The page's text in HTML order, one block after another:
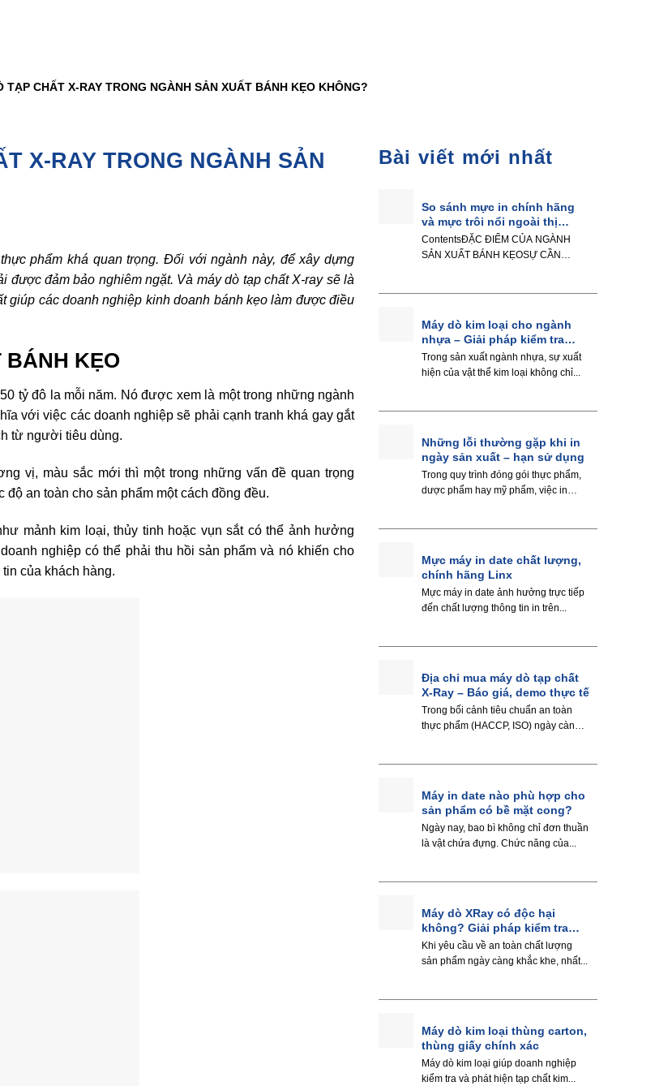
TẠP CHẤT X-RAY TRONG NGÀNH SẢN XUẤT BÁNH KẸO KHÔNG?
X-RAY TRONG NGÀNH SẢN
phẩm khá quan trọng. Đối với ngành này, để xây dựng
đảm bảo nghiêm ngặt. Và máy dò tạp chất X-ray sẽ là
giúp các doanh nghiệp kinh doanh bánh kẹo làm được điều
KẸO
tỷ đô la mỗi năm. Nó được xem là một trong những ngành
với việc các doanh nghiệp sẽ phải cạnh tranh khá gay gắt
từ người tiêu dùng.
vị, màu sắc mới thì một trong những vấn đề quan trọng
an toàn cho sản phẩm một cách đồng đều.
mảnh kim loại, thủy tinh hoặc vụn sắt có thể ảnh hưởng
nghiệp có thể phải thu hồi sản phẩm và nó khiến cho
của khách hàng.
Bài viết mới nhất
So sánh mực in chính hãng
và mực trôi nổi ngoài thị
trường
ContentsĐẶC ĐIỂM CỦA NGÀNH
SẢN XUẤT BÁNH KẸOSỰ CẦN
Máy dò kim loại cho ngành
nhựa – Giải pháp kiểm tra
hiệu quả
Trong sản xuất ngành nhựa, sự xuất
hiện của vật thể kim loại không chỉ...
Những lỗi thường gặp khi in
ngày sản xuất – hạn sử dụng
Trong quy trình đóng gói thực phẩm,
dược phẩm hay mỹ phẩm, việc in
Mực máy in date chất lượng,
chính hãng Linx
Mực máy in date ảnh hưởng trực tiếp
đến chất lượng thông tin in trên...
Địa chỉ mua máy dò tạp chất
X-Ray – Báo giá, demo thực tế
Trong bối cảnh tiêu chuẩn an toàn
thực phẩm (HACCP, ISO) ngày càng
Máy in date nào phù hợp cho
sản phẩm có bề mặt cong?
Ngày nay, bao bì không chỉ đơn thuần
là vật chứa đựng. Chức năng của...
Máy dò XRay có độc hại
không? Giải pháp kiểm tra
hiệu quả
Khi yêu cầu về an toàn chất lượng
sản phẩm ngày càng khắc khe, nhất...
Máy dò kim loại thùng carton,
thùng giấy chính xác
Máy dò kim loại giúp doanh nghiệp
kiểm tra và phát hiện tạp chất kim...